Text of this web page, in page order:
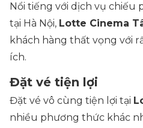
Nổi tiếng với dịch vụ chiếu
tại Hà Nội, Lotte Cinema
khách hàng thất vọng với
ích.
Đặt vé tiện lợi
Đặt vé vô cùng tiện lợi tại
nhiều phương thức khác